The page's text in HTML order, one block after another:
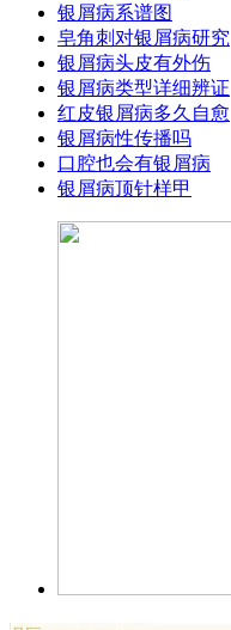
银屑病系谱图
皂角刺对银屑病研究
银屑病头皮有外伤
银屑病类型详细辨证
红皮银屑病多久自愈
银屑病性传播吗
口腔也会有银屑病
银屑病顶针样甲